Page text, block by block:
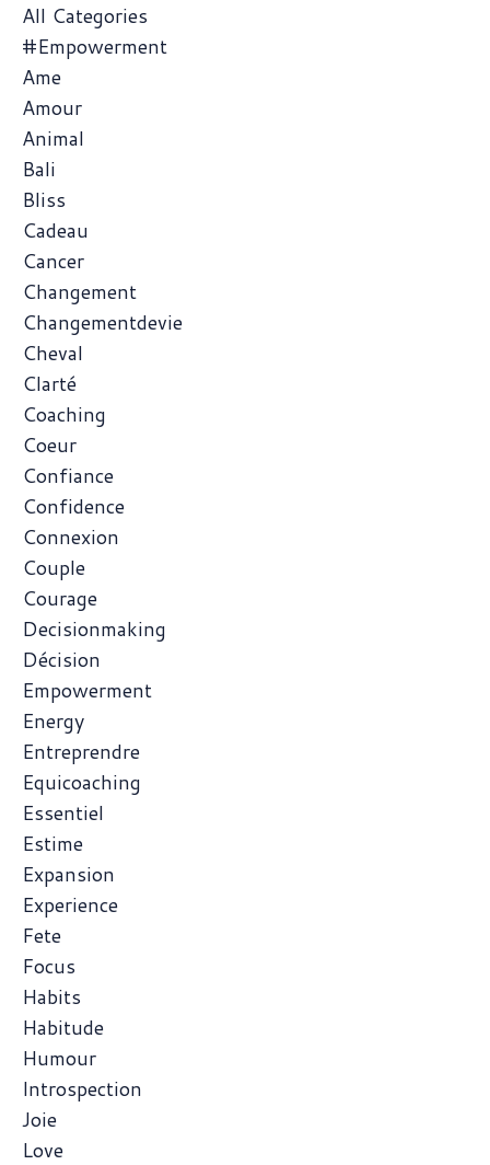
All Categories
#empowerment
Ame
Amour
Animal
Bali
Bliss
Cadeau
Cancer
Changement
Changementdevie
Cheval
Clarté
Coaching
Coeur
Confiance
Confidence
Connexion
Couple
Courage
Decisionmaking
Décision
Empowerment
Energy
Entreprendre
Equicoaching
Essentiel
Estime
Expansion
Experience
Fete
Focus
Habits
Habitude
Humour
Introspection
Joie
Love